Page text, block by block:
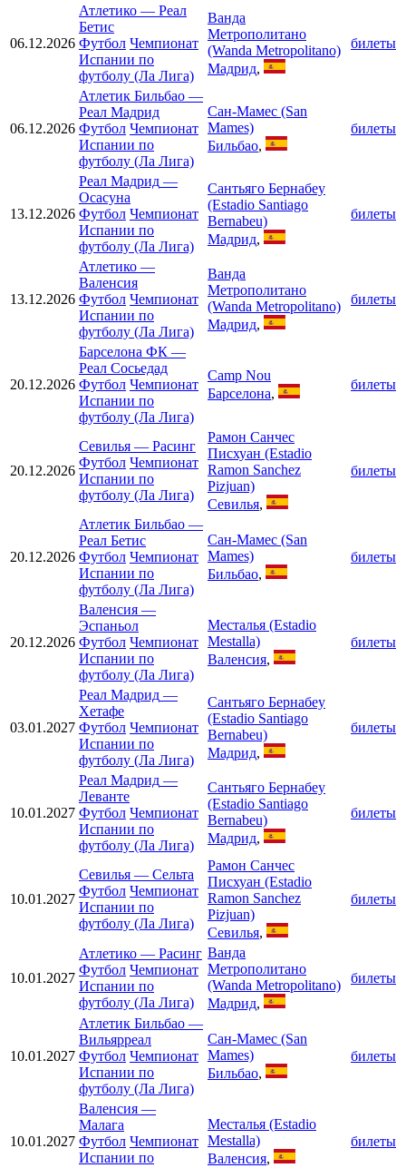
06.12.2026
Атлетико — Реал
Бетис
Футбол Чемпионат
Испании по
футболу (Ла Лига)
Ванда
Метрополитано
(Wanda Metropolitano)
Мадрид,
билеты
06.12.2026
Атлетик Бильбао —
Реал Мадрид
Футбол Чемпионат
Испании по
футболу (Ла Лига)
Сан-Мамес (San
Mames)
Бильбао,
билеты
13.12.2026
Реал Мадрид —
Осасуна
Футбол Чемпионат
Испании по
футболу (Ла Лига)
Сантьяго Бернабеу
(Estadio Santiago
Bernabeu)
Мадрид,
билеты
13.12.2026
Атлетико —
Валенсия
Футбол Чемпионат
Испании по
футболу (Ла Лига)
Ванда
Метрополитано
(Wanda Metropolitano)
Мадрид,
билеты
20.12.2026
Барселона ФК —
Реал Сосьедад
Футбол Чемпионат
Испании по
футболу (Ла Лига)
Camp Nou
Барселона,
билеты
20.12.2026
Севилья — Расинг
Футбол Чемпионат
Испании по
футболу (Ла Лига)
Рамон Санчес
Писхуан (Estadio
Ramon Sanchez
Pizjuan)
Севилья,
билеты
20.12.2026
Атлетик Бильбао —
Реал Бетис
Футбол Чемпионат
Испании по
футболу (Ла Лига)
Сан-Мамес (San
Mames)
Бильбао,
билеты
20.12.2026
Валенсия —
Эспаньол
Футбол Чемпионат
Испании по
футболу (Ла Лига)
Месталья (Estadio
Mestalla)
Валенсия,
билеты
03.01.2027
Реал Мадрид —
Хетафе
Футбол Чемпионат
Испании по
футболу (Ла Лига)
Сантьяго Бернабеу
(Estadio Santiago
Bernabeu)
Мадрид,
билеты
10.01.2027
Реал Мадрид —
Леванте
Футбол Чемпионат
Испании по
футболу (Ла Лига)
Сантьяго Бернабеу
(Estadio Santiago
Bernabeu)
Мадрид,
билеты
10.01.2027
Севилья — Сельта
Футбол Чемпионат
Испании по
футболу (Ла Лига)
Рамон Санчес
Писхуан (Estadio
Ramon Sanchez
Pizjuan)
Севилья,
билеты
10.01.2027
Атлетико — Расинг
Футбол Чемпионат
Испании по
футболу (Ла Лига)
Ванда
Метрополитано
(Wanda Metropolitano)
Мадрид,
билеты
10.01.2027
Атлетик Бильбао —
Вильярреал
Футбол Чемпионат
Испании по
футболу (Ла Лига)
Сан-Мамес (San
Mames)
Бильбао,
билеты
10.01.2027
Валенсия —
Малага
Футбол Чемпионат
Испании по
Месталья (Estadio
Mestalla)
Валенсия,
билеты